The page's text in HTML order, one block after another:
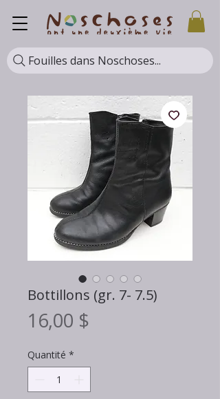
Fouilles dans Noschoses...
Bottillons (gr. 7- 7.5)
16,00 $
Quantité *